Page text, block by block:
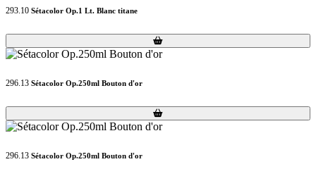
293.10 Sétacolor Op.1 Lt. Blanc titane
Loading...
Loading...
296.13 Sétacolor Op.250ml Bouton d'or
Loading...
Loading...
296.13 Sétacolor Op.250ml Bouton d'or